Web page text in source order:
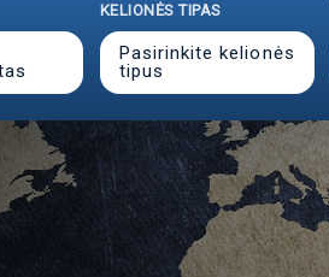
KELIONĖS TIPAS
Pasirinkite kelionės
tipus